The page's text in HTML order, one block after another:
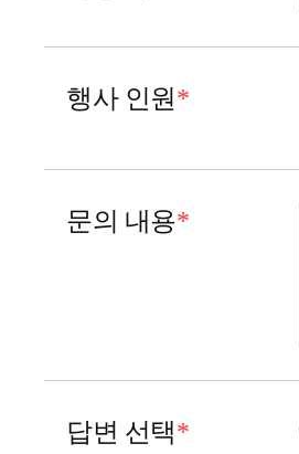
행사 인원 *
문의 내용*
답변 선택*